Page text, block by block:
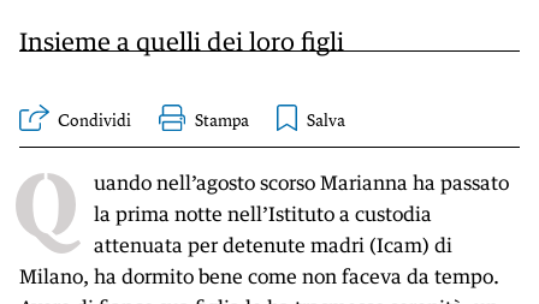
Insieme a quelli dei loro figli
Condividi Stampa
Q uando nell’agosto scorso Marianna ha passato
la prima notte nell’Istituto a custodia
attenuata per detenute madri (Icam) di
Milano, ha dormito bene come non faceva da tempo.